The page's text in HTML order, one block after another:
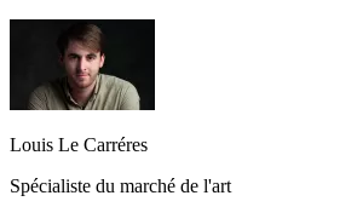
Louis Le Carréres
Spécialiste du marché de l'art